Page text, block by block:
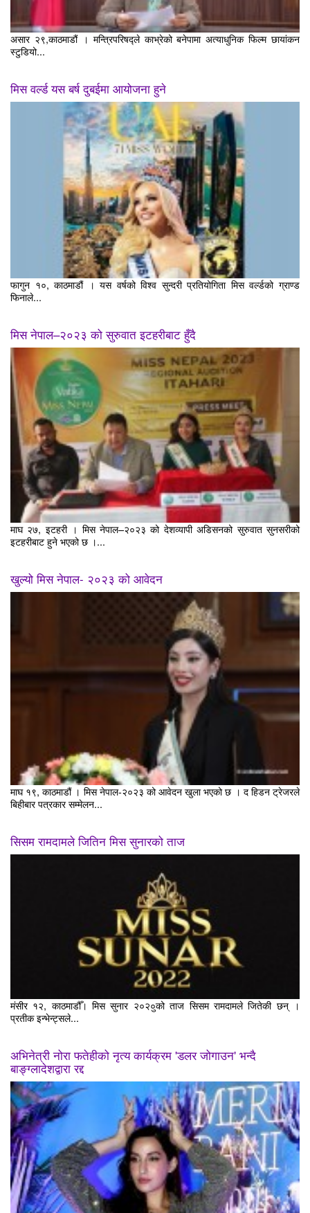
असार २९,काठमाडौं । मन्त्रिपरिषद्ले काभ्रेको बनेपामा अत्याधुनिक फिल्म छायांकन
स्टुडियो...
मिस वर्ल्ड यस बर्ष दुबईमा आयोजना हुने
फागुन १०, काठमाडौं । यस वर्षको विश्व सुन्दरी प्रतियोगिता मिस वर्ल्डको ग्राण्ड
फिनाले...
मिस नेपाल–२०२३ को सुरुवात इटहरीबाट हुँदै
माघ २७, इटहरी । मिस नेपाल–२०२३ को देशव्यापी अडिसनको सुरुवात सुनसरीको
इटहरीबाट हुने भएको छ ।...
खुल्यो मिस नेपाल- २०२३ को आवेदन
माघ १९, काठमाडौं । मिस नेपाल-२०२३ को आवेदन खुला भएको छ । द हिडन ट्रेजरले
बिहीबार पत्रकार सम्मेलन...
सिसम रामदामले जितिन मिस सुनारको ताज
मंसीर १२, काठमाडौँ। मिस सुनार २०२०ुको ताज सिसम रामदामले जितेकी छन् ।
प्रतीक इन्भेन्ट्सले...
अभिनेत्री नोरा फतेहीको नृत्य कार्यक्रम 'डलर जोगाउन' भन्दै
बाङ्ग्लादेशद्वारा रद्द